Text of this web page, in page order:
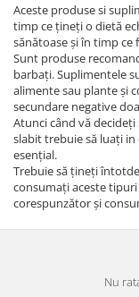
Aceste produse si
timp ce țineți o dietă
sănătoase și în timp ce
Sunt produse
barbați. Suplimentele
alimente sau plante şi
secundare negative
Atunci când vă
slabit trebuie să luați
esențial.
Trebuie să țineți
consumați aceste
corespunzător și
Nu